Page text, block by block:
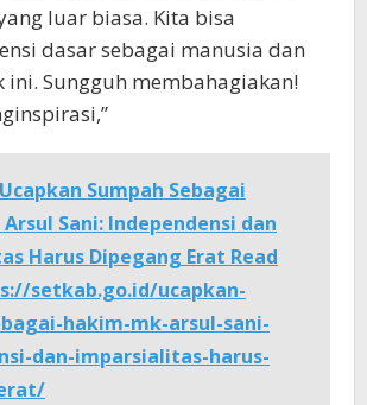
luar biasa. Kita bisa
dasar sebagai manusia dan
Sungguh membahagiakan!
Ucapkan Sumpah Sebagai
Sani: Independensi dan
Harus Dipegang Erat Read
setkab.go.id/ucapkan-
hakim-mk-arsul-sani-
dan-imparsialitas-harus-